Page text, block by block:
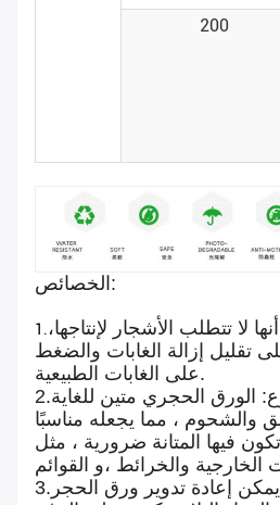
200
الخصائص:
1. لا تتطلب الأشجار لإنتاجها،
تقليل إزالة الغابات والضغط
على الغابات الطبيعية.
2.الورق الحجري متين للغاية
والشحوم ، مما يجعله مناسبًا
فيها المتانة ضرورية ، مثل
3. يمكن إعادة تدوير ورق الحجر